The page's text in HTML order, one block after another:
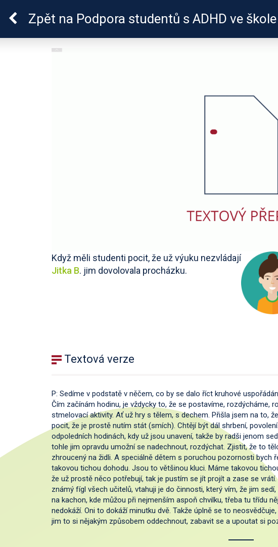
ADHD
Zpět na Podpora studentů s ADHD ve škole
Když měli studenti pocit, že už výuku nezvládají
Jitka B. jim dovolovala procházku.
Textová verze
P: Sedíme v podstatě v něčem, co by se dalo říct kruhové
Čím začínám hodinu, je vždycky to, že se postavíme, rozdýcháme,
stmelovací aktivity. Ať už hry s tělem, s dechem. Přišla jsem na to,
pocit, že je prostě nutím stát (smích). Chtějí být dál shrbení,
odpoledních hodinách, kdy už jsou unavení, takže by radši jenom
tohle jim opravdu umožní se nadechnout, rozdýchat. Zjistit, že to
zhroucený na židli. A speciálně dětem s poruchou pozornosti bych
takovou tichou dohodu. Jsou to většinou kluci. Máme takovou
že už prostě něco potřebují, tak je pustím se jít projít a zase se
známý fígl všech učitelů, vtahuji je do činnosti, který vím, že jim
na kachon, kde můžou při nejmenším aspoň chvilku, třeba tu třídu
nedokáží. Oni to dokáží minutku dvě. Takže úplně se to
jim to si nějakým způsobem oddechnout, zabavit se a upoutat si